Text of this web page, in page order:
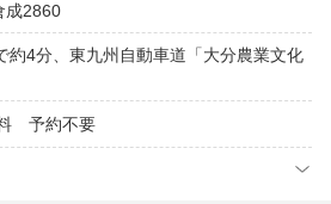
成2860
約4分、東九州自動車道「大分農業文化
予約不要